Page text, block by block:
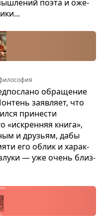
поэта и оже­
обра­ще­ние
заяв­ляет, что
при­не­сти
«искрен­няя книга»,
и дру­зьям, дабы
его облик и харак­
— уже очень близ­